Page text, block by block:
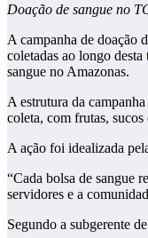
Doação de sangue no
A campanha de doação
coletadas ao longo
sangue no Amazonas.
A estrutura da
coleta, com frutas, sucos
A ação foi idealizada
“Cada bolsa de sangue
servidores e a
Segundo a subgerente